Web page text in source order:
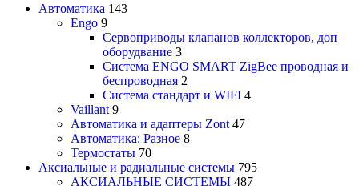
Автоматика 143
Engo 9
Сервоприводы клапанов коллекторов, доп
оборудвание 3
Система ENGO SMART ZigBee проводная и
беспроводная 2
Система стандарт и WIFI 4
Vaillant 9
Автоматика и адаптеры Zont 47
Автоматика: Разное 8
Термостаты 70
Аксиальные и радиальные системы 795
АКСИАЛЬНЫЕ СИСТЕМЫ 487